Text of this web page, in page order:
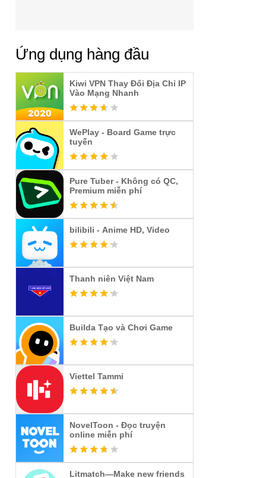
Ứng dụng hàng đầu
Kiwi VPN Thay Đổi Địa Chỉ IP
Vào Mạng Nhanh
WePlay - Board Game trực
tuyến
Pure Tuber - Không có QC,
Premium miễn phí
bilibili - Anime HD, Video
Thanh niên Việt Nam
Builda Tạo và Chơi Game
Viettel Tammi
NovelToon - Đọc truyện
online miễn phí
Litmatch—Make new friends